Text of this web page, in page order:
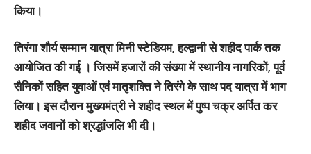
किया।
तिरंगा शौर्य सम्मान यात्रा मिनी स्टेडियम, हल्द्वानी से शहीद पार्क तक
आयोजित की गई । जिसमें हजारों की संख्या में स्थानीय नागरिकों, पूर्व
सैनिकों सहित युवाओं एवं मातृशक्ति ने तिरंगे के साथ पद यात्रा में भाग
लिया। इस दौरान मुख्यमंत्री ने शहीद स्थल में पुष्प चक्र अर्पित कर
शहीद जवानों को श्रद्धांजलि भी दी।